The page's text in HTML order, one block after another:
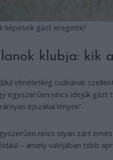
képesek gázt eregetni?
klubja: kik
elméletileg tudnának
egyszerűen nincs idejük
éjszakai lények”.
nincs olyan zárt
– amely valójában több